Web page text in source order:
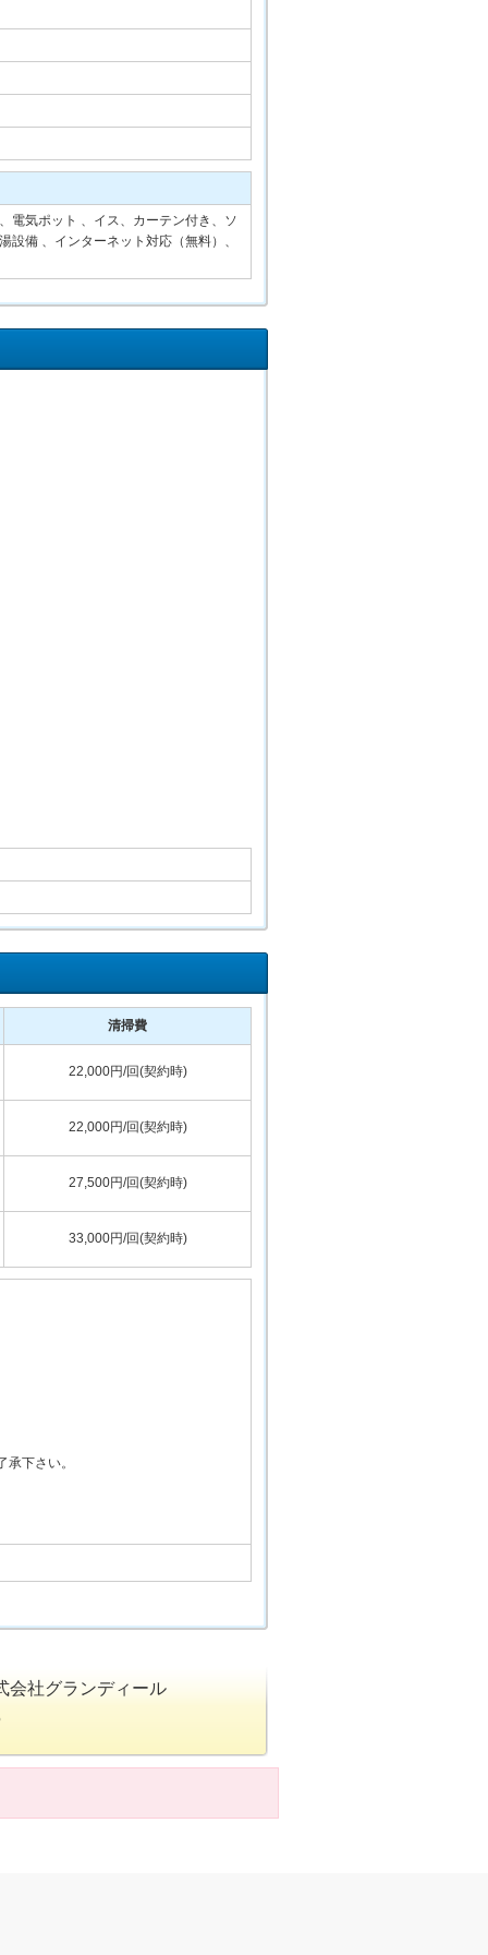
電気ポット 、イス、カーテン付き、ソ
備 、インターネット対応（無料）、
清掃費
22,000円/回(契約時)
22,000円/回(契約時)
27,500円/回(契約時)
33,000円/回(契約時)
下さい。
社グランディール